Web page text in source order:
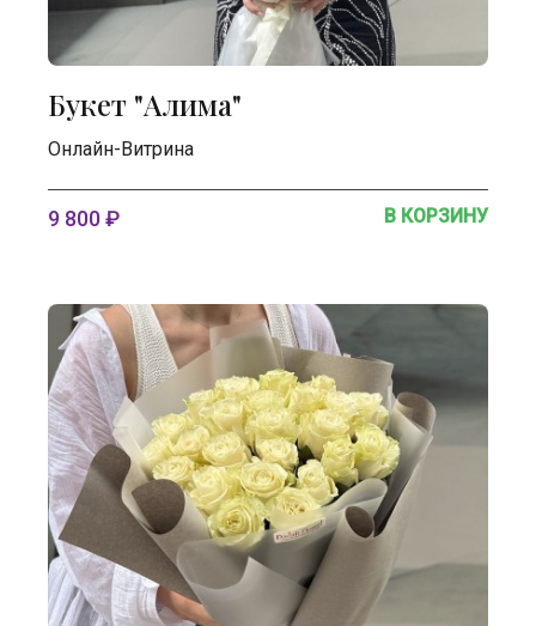
Букет "Алима"
Онлайн-Витрина
9 800 ₽ В КОРЗИНУ